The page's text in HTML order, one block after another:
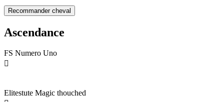
Ascendance
FS Numero Uno

Elitestute Magic thouched